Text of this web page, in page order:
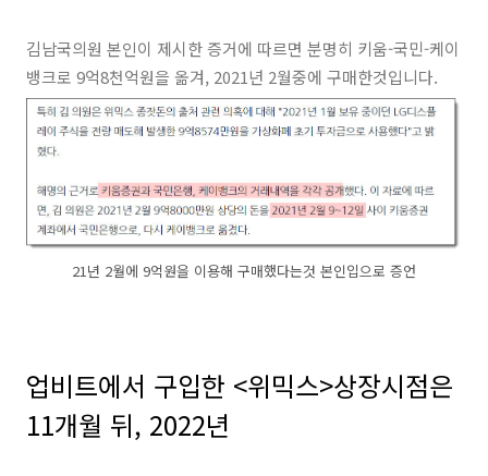
김남국의원 본인이 제시한 증거에 따르면 분명히 키움-국민-케이
뱅크로 9억8천억원을 옮겨, 2021년 2월중에 구매한것입니다.
21년 2월에 9억원을 이용해 구매했다는것 본인입으로 증언
업비트에서 구입한 <위믹스>상장시점은
11개월 뒤, 2022년